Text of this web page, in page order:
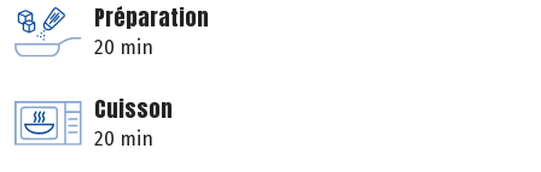
Préparation
20 min
Cuisson
20 min